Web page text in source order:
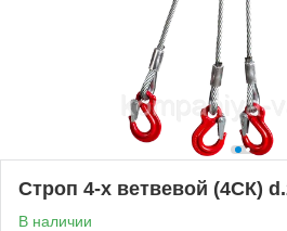
Строп 4-х ветвевой (4СК)
В наличии